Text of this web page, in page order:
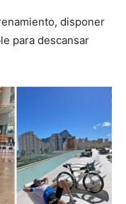
disponer
para descansar